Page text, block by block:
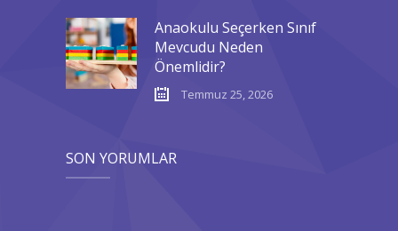
Anaokulu Seçerken Sınıf
Mevcudu Neden
Önemlidir?
Temmuz 25, 2026
SON YORUMLAR